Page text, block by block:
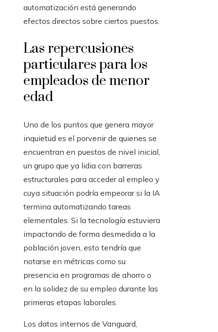
automatización está generando
efectos directos sobre ciertos puestos.
Las repercusiones
particulares para los
empleados de menor
edad
Uno de los puntos que genera mayor
inquietud es el porvenir de quienes se
encuentran en puestos de nivel inicial,
un grupo que ya lidia con barreras
estructurales para acceder al empleo y
cuya situación podría empeorar si la IA
termina automatizando tareas
elementales. Si la tecnología estuviera
impactando de forma desmedida a la
población joven, esto tendría que
notarse en métricas como su
presencia en programas de ahorro o
en la solidez de su empleo durante las
primeras etapas laborales.
Los datos internos de Vanguard,